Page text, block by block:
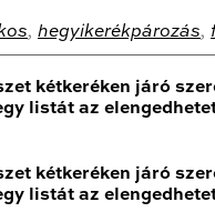
, hegyikerékpározás,
kétkeréken járó
listát az
kétkeréken járó
listát az